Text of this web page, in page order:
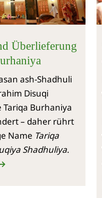
Überlieferung
ash-Shadhuli
Disuqi
Burhaniya
– daher rührt
Name Tariqa
Shadhuliya.
→